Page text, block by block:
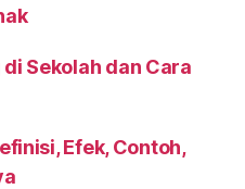
Sekolah dan Cara
Efek, Contoh,